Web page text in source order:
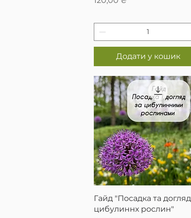
Додати у кошик
Швидкий перегляд
Гайд "Посадка та догляд
цибулиннх рослин"